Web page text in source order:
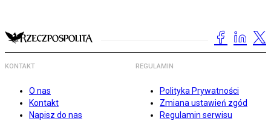
KONTAKT
O nas
Kontakt
Napisz do nas
REGULAMIN
Polityka Prywatności
Zmiana ustawień zgód
Regulamin serwisu